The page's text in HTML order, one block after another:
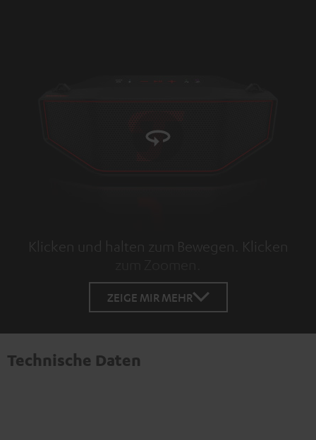
Klicken und halten zum Bewegen. Klicken
ZEIGE MIR MEHR
Technische Daten